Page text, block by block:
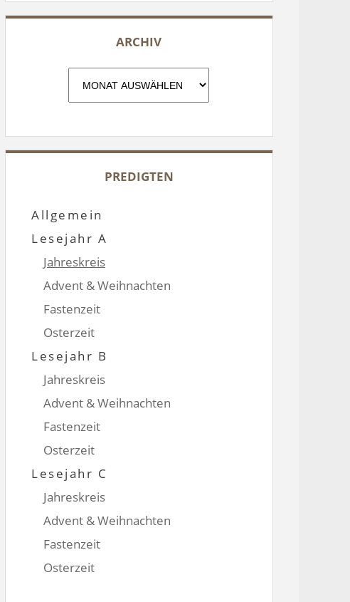
ARCHIV
PREDIGTEN
Allgemein
Lesejahr A
Jahreskreis
Advent & Weihnachten
Fastenzeit
Osterzeit
Lesejahr B
Jahreskreis
Advent & Weihnachten
Fastenzeit
Osterzeit
Lesejahr C
Jahreskreis
Advent & Weihnachten
Fastenzeit
Osterzeit